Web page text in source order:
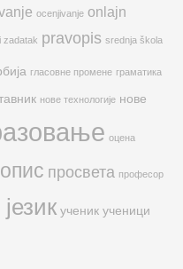
ocenjivanje onlajn
zadatak pravopis srednja škola
гласовне промене граматика
нове технологије нове
оцена
просвета професор
ученик ученици